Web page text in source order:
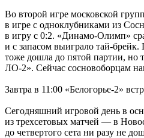
Во второй игре московской
в игре с одноклубниками из
в игру с 0:2. «Динамо-Олимп»
и с запасом выиграло тай-брейк.
тоже дошла до пятой партии, но
ЛО-2». Сейчас сосновоборцам
Завтра в 11:00 «Белогорье-2»
Сегодняшний игровой день в
из трехсетовых матчей — в
до четвертого сета ни разу не